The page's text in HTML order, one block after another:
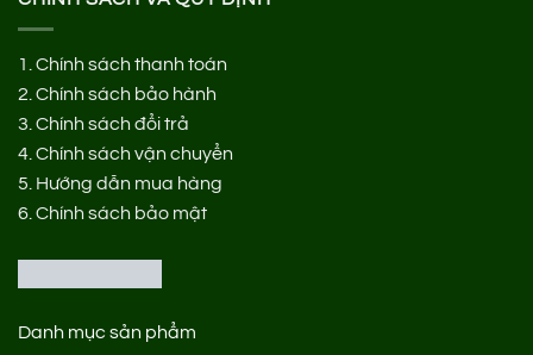
1. Chính sách thanh toán
2. Chính sách bảo hành
3. Chính sách đổi trả
4. Chính sách vận chuyển
5. Hướng dẫn mua hàng
6. Chính sách bảo mật
Danh mục sản phẩm